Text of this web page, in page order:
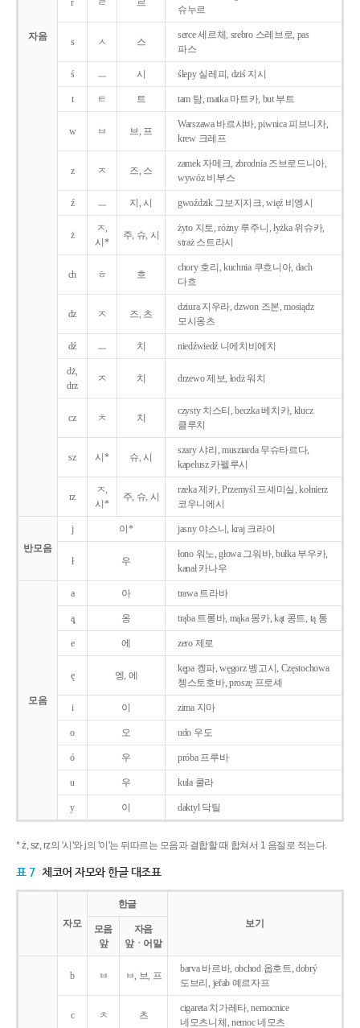
자음
r ㄹ 르
슈누르
s ㅅ 스
serce 세르체, srebro 스레브로, pas
파스
ś ㅡ 시 ślepy 실레피, dziś 지시
t ㅌ 트 tam 탐, matka 마트카, but 부트
w ㅂ 브, 프
Warszawa 바르샤바, piwnica 피브니차,
krew 크레프
z ㅈ 즈, 스
zamek 자메크, zbrodnia 즈브로드니아,
wywóz 비부스
ź ㅡ 지, 시 gwoździk 그보지지크, więź 비엥시
ż
ㅈ,
시*
주, 슈, 시
żyto 지토, różny 루주니, łyżka 위슈카,
straż 스트라시
ch ㅎ 흐
chory 호리, kuchnia 쿠흐니아, dach
다흐
dz ㅈ 즈, 츠
dziura 지우라, dzwon 즈본, mosiądz
모시옹츠
dź ㅡ 치 niedźwiedź 니에치비에치
dż,
drz
ㅈ 치 drzewo 제보, łodż 워치
cz ㅊ 치
czysty 치스티, beczka 베치카, klucz
클루치
sz 시* 슈, 시
szary 샤리, musztarda 무슈타르다,
kapelusz 카펠루시
rz
ㅈ,
시*
주, 슈, 시
rzeka 제카, Przemyśl 프셰미실, kołnierz
코우니에시
반모음
j 이* jasny 야스니, kraj 크라이
ł 우
łono 워노, głowa 그워바, bułka 부우카,
kanał 카나우
모음
a 아 trawa 트라바
ą̨ 옹 trąba 트롱바, mąka 몽카, kąt 콩트, tą 통
e 에 zero 제로
ę 엥, 에
kępa 켕파, węgorz 벵고시, Częstochowa
쳉스토호바, proszę 프로셰
i 이 zima 지마
o 오 udo 우도
ó 우 próba 프루바
u 우 kula 쿨라
y 이 daktyl 닥틸
* ż, sz, rz의 '시'와 j의 '이'는 뒤따르는 모음과 결합할 때 합쳐서 1 음절로 적는다.
표 7 체코어 자모와 한글 대조표
자모
한글
보기
모음
앞
자음
앞ㆍ어말
b ㅂ ㅂ, 브, 프
barva 바르바, obchod 옵호트, dobrý
도브리, jeřab 예르자프
c ㅊ 츠
cigareta 치가레타, nemocnice
네모츠니체, nemoc 네모츠